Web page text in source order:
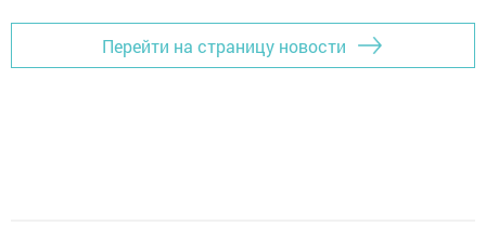
Перейти на страницу новости